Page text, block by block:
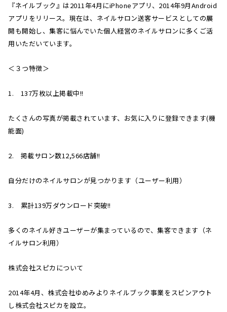
『ネイルブック』は2011年4月にiPhoneアプリ、2014年9月Android
アプリをリリース。現在は、ネイルサロン送客サービスとしての展
開も開始し、集客に悩んでいた個人経営のネイルサロンに多くご活
用いただいています。
＜３つ特徴＞
1. 137万枚以上掲載中!!
たくさんの写真が掲載されています、お気に入りに登録できます(機
能面)
2. 掲載サロン数12,566店舗!!
自分だけのネイルサロンが見つかります（ユーザー利用）
3. 累計139万ダウンロード突破!!
多くのネイル好きユーザーが集まっているので、集客できます（ネ
イルサロン利用）
株式会社スピカについて
2014年4月、株式会社ゆめみよりネイルブック事業をスピンアウト
し株式会社スピカを設立。